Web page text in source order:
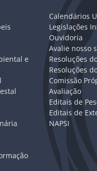
e
Calendários
Legislações
Ouvidoria
Avalie nosso
Resoluções
Resoluções
Comissão
Avaliação
Editais de
Editais de
NAPSI